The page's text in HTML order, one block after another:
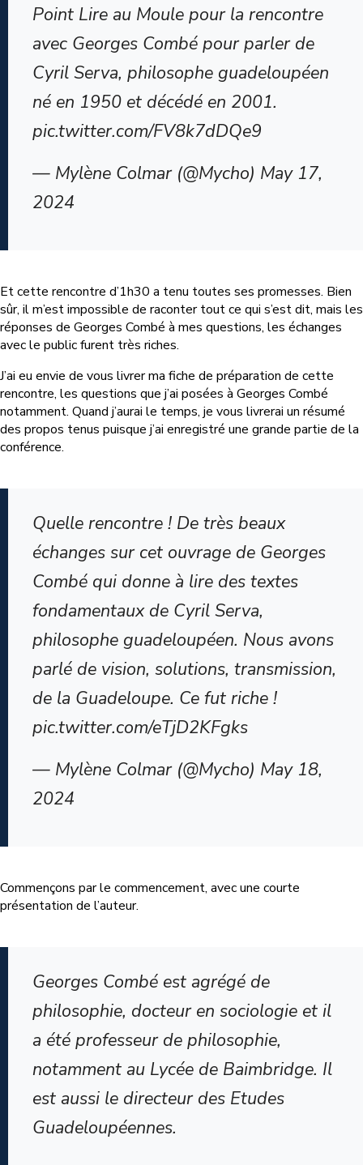
Point Lire au Moule pour la rencontre
avec Georges Combé pour parler de
Cyril Serva, philosophe guadeloupéen
né en 1950 et décédé en 2001.
pic.twitter.com/FV8k7dDQe9
— Mylène Colmar (@Mycho) May 17,
2024
Et cette rencontre d’1h30 a tenu toutes ses promesses. Bien
sûr, il m’est impossible de raconter tout ce qui s’est dit, mais les
réponses de Georges Combé à mes questions, les échanges
avec le public furent très riches.
J’ai eu envie de vous livrer ma fiche de préparation de cette
rencontre, les questions que j’ai posées à Georges Combé
notamment. Quand j’aurai le temps, je vous livrerai un résumé
des propos tenus puisque j’ai enregistré une grande partie de la
conférence.
Quelle rencontre ! De très beaux
échanges sur cet ouvrage de Georges
Combé qui donne à lire des textes
fondamentaux de Cyril Serva,
philosophe guadeloupéen. Nous avons
parlé de vision, solutions, transmission,
de la Guadeloupe. Ce fut riche !
pic.twitter.com/eTjD2KFgks
— Mylène Colmar (@Mycho) May 18,
2024
Commençons par le commencement, avec une courte
présentation de l’auteur.
Georges Combé est agrégé de
philosophie, docteur en sociologie et il
a été professeur de philosophie,
notamment au Lycée de Baimbridge. Il
est aussi le directeur des Etudes
Guadeloupéennes.